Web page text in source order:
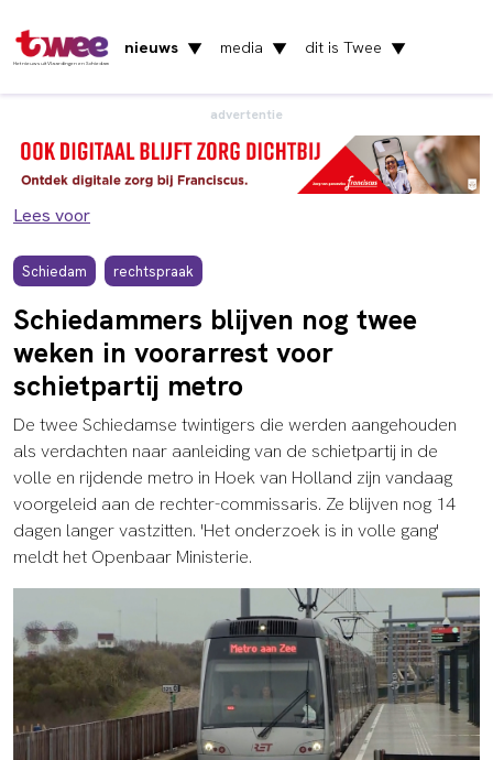
Het nieuws uit Vlaardingen en Schiedam
nieuws ▼ media ▼ dit is Twee ▼
advertentie
Lees voor
Schiedam rechtspraak
Schiedammers blijven nog twee
weken in voorarrest voor
schietpartij metro
De twee Schiedamse twintigers die werden aangehouden
als verdachten naar aanleiding van de schietpartij in de
volle en rijdende metro in Hoek van Holland zijn vandaag
voorgeleid aan de rechter-commissaris. Ze blijven nog 14
dagen langer vastzitten. 'Het onderzoek is in volle gang'
meldt het Openbaar Ministerie.